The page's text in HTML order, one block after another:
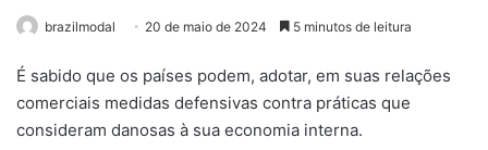
brazilmodal 20 de maio de 2024 5 minutos de leitura
É sabido que os países podem, adotar, em suas relações
comerciais medidas defensivas contra práticas que
consideram danosas à sua economia interna.